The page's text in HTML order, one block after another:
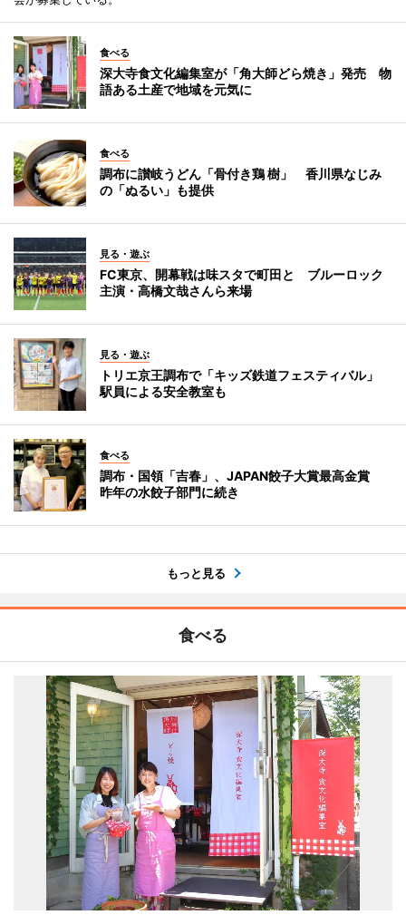
食べる
深大寺食文化編集室が「角大師どら焼き」発売 物
語ある土産で地域を元気に
食べる
調布に讃岐うどん「骨付き鶏 樹」 香川県なじみ
の「ぬるい」も提供
見る・遊ぶ
FC東京、開幕戦は味スタで町田と ブルーロック
主演・高橋文哉さんら来場
見る・遊ぶ
トリエ京王調布で「キッズ鉄道フェスティバル」
駅員による安全教室も
食べる
調布・国領「吉春」、JAPAN餃子大賞最高金賞
昨年の水餃子部門に続き
もっと見る
食べる